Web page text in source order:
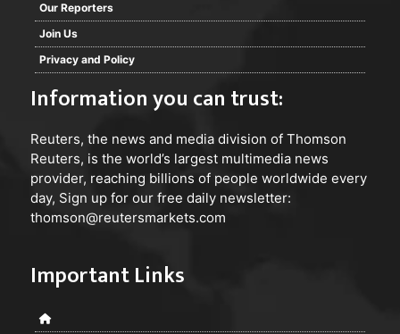
Our Reporters
Join Us
Privacy and Policy
Information you can trust:
Reuters, the news and media division of Thomson
Reuters, is the world’s largest multimedia news
provider, reaching billions of people worldwide every
day, Sign up for our free daily newsletter:
thomson@reutersmarkets.com
Important Links